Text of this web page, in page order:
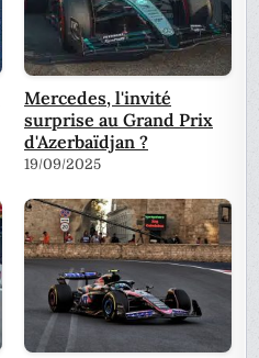
Mercedes, l'invité
surprise au Grand Prix
d'Azerbaïdjan ?
19/09/2025